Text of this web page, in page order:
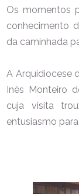
Os momentos
conhecimento
da caminhada
A Arquidiocese
Inês Monteiro
cuja visita
entusiasmo